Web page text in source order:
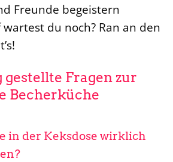
Freunde begeistern
du noch? Ran an den
gestellte Fragen zur
Becherküche
in der Keksdose wirklich